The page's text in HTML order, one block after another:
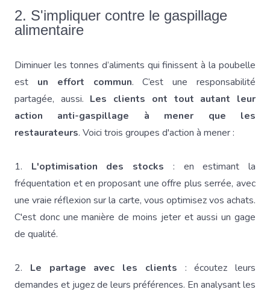
2. S'impliquer contre le gaspillage
alimentaire
Diminuer les tonnes d’aliments qui finissent à la poubelle
est un effort commun. C’est une responsabilité
partagée, aussi. Les clients ont tout autant leur
action anti-gaspillage à mener que les
restaurateurs. Voici trois groupes d'action à mener :
1. L'optimisation des stocks : en estimant la
fréquentation et en proposant une offre plus serrée, avec
une vraie réflexion sur la carte, vous optimisez vos achats.
C'est donc une manière de moins jeter et aussi un gage
de qualité.
2. Le partage avec les clients : écoutez leurs
demandes et jugez de leurs préférences. En analysant les